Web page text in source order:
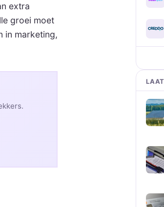
extra
groei moet
in marketing,